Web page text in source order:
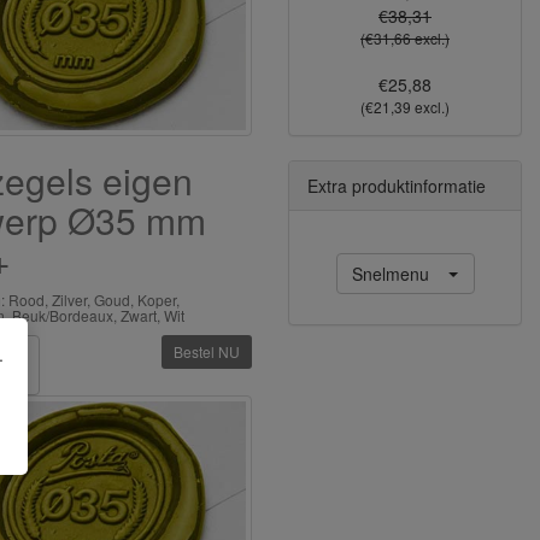
eigen
Ø35 mm
Rood, Zilver, Goud, Koper,
Beuk/Bordeaux, Zwart, Wit
Bestel NU
€38,31
(€31,66 excl.)
€25,88
(€21,39 excl.)
Extra produktinformatie
Snelmenu